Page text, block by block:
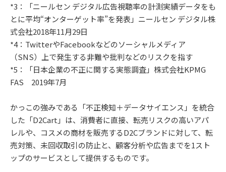
*3：「ニールセン デジタル広告視聴率の計測実績データをも
とに平均“オンターゲット率”を発表」ニールセン デジタル株
式会社2018年11月29日
*4：TwitterやFacebookなどのソーシャルメディア
（SNS）上で発生する非難や批判などのリスクを指す
*5：「日本企業の不正に関する実態調査」株式会社KPMG
FAS 2019年7月
かっこの強みである「不正検知＋データサイエンス」を統合
した「D2Cart」は、消費者に直接、転売リスクの高いアパ
レルや、コスメの商材を販売するD2Cブランドに対して、転
売対策、未回収取引の防止と、顧客分析や広告までを1スト
ップのサービスとして提供するものです。